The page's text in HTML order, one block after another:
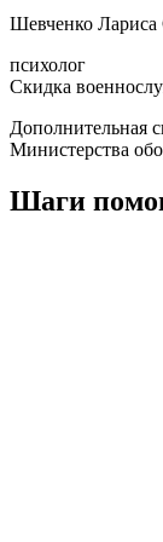
Шевченко Лариса
психолог
Скидка
Дополнительная
Министерства
Шаги